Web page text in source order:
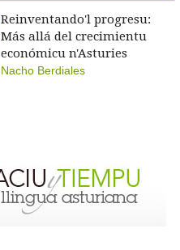
Reinventando'l progresu:
Más allá del crecimientu
económicu n'Asturies
Nacho Berdiales